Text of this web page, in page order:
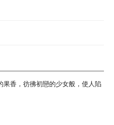
果香，彷彿初戀的少女般，使人陷